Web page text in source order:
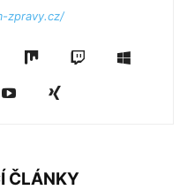
zpravy.cz/
ČLÁNKY